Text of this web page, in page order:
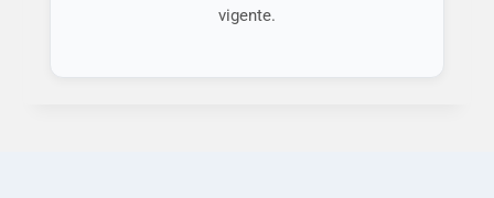
vigente.